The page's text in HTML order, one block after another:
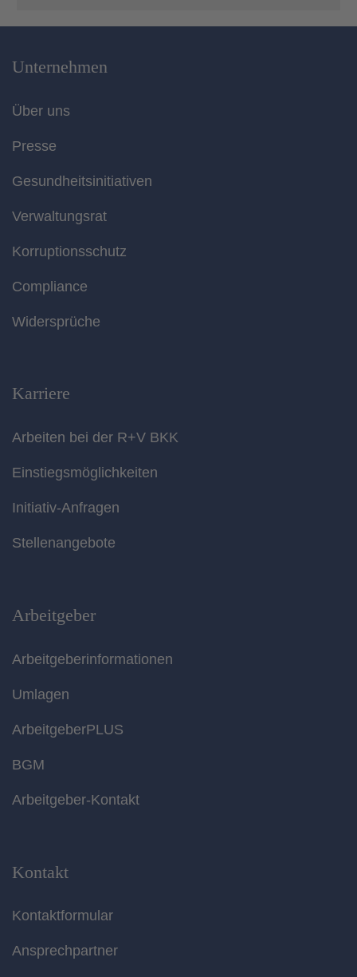
Unternehmen
Über uns
Presse
Gesundheitsinitiativen
Verwaltungsrat
Korruptionsschutz
Compliance
Widersprüche
Karriere
Arbeiten bei der R+V BKK
Einstiegsmöglichkeiten
Initiativ-Anfragen
Stellenangebote
Arbeitgeber
Arbeitgeberinformationen
Umlagen
ArbeitgeberPLUS
BGM
Arbeitgeber-Kontakt
Kontakt
Kontaktformular
Ansprechpartner